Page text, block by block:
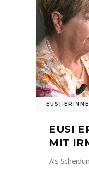
EUSI-
EUSI
MIT
Als